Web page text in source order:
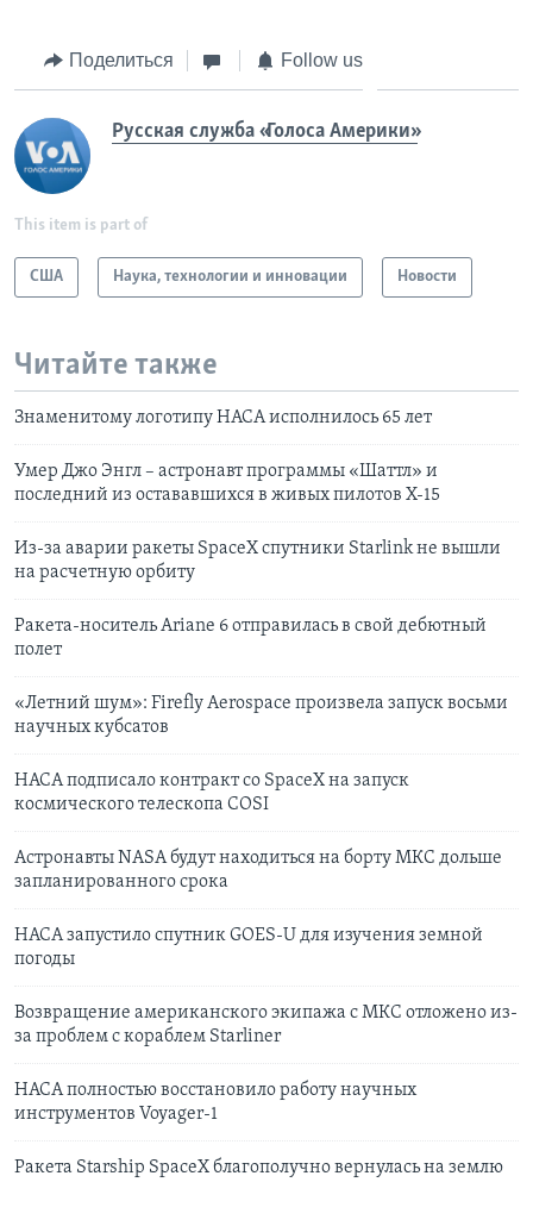
Поделиться Follow us
Русская служба «Голоса Америки»
This item is part of
США Наука, технологии и инновации Новости
Читайте также
Знаменитому логотипу НАСА исполнилось 65 лет
Умер Джо Энгл – астронавт программы «Шаттл» и
последний из остававшихся в живых пилотов X-15
Из-за аварии ракеты SpaceX спутники Starlink не вышли
на расчетную орбиту
Ракета-носитель Ariane 6 отправилась в свой дебютный
полет
«Летний шум»: Firefly Aerospace произвела запуск восьми
научных кубсатов
НАСА подписало контракт со SpaceX на запуск
космического телескопа COSI
Астронавты NASA будут находиться на борту МКС дольше
запланированного срока
НАСА запустило спутник GOES-U для изучения земной
погоды
Возвращение американского экипажа с МКС отложено из-
за проблем с кораблем Starliner
НАСА полностью восстановило работу научных
инструментов Voyager-1
Ракета Starship SpaceX благополучно вернулась на землю